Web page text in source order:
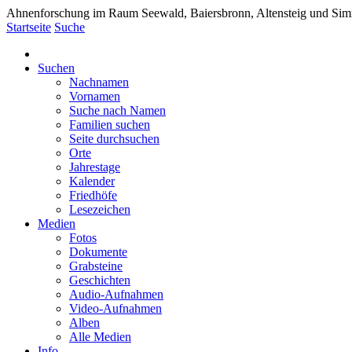
Ahnenforschung im Raum Seewald, Baiersbronn, Altensteig und
Startseite Suche
Suchen
Nachnamen
Vornamen
Suche nach Namen
Familien suchen
Seite durchsuchen
Orte
Jahrestage
Kalender
Friedhöfe
Lesezeichen
Medien
Fotos
Dokumente
Grabsteine
Geschichten
Audio-Aufnahmen
Video-Aufnahmen
Alben
Alle Medien